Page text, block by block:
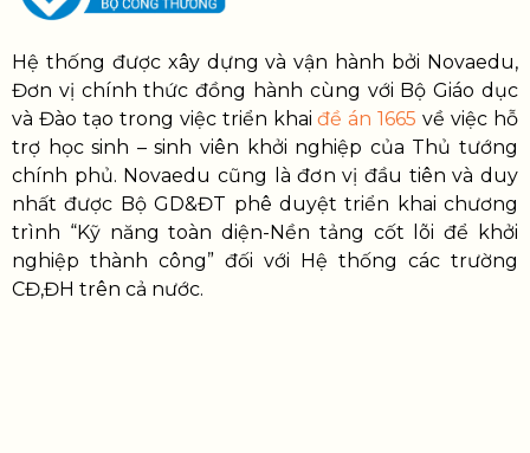
Hệ thống được xây dựng và vận hành bởi Novaedu,
Đơn vị chính thức đồng hành cùng với Bộ Giáo dục
và Đào tạo trong việc triển khaiđề án 1665 về việc hỗ
trợ học sinh – sinh viên khởi nghiệp của Thủ tướng
chính phủ. Novaedu cũng là đơn vị đầu tiên và duy
nhất được Bộ GD&ĐT phê duyệt triển khai chương
trình “Kỹ năng toàn diện-Nền tảng cốt lõi để khởi
nghiệp thành công” đối với Hệ thống các trường
CĐ,ĐH trên cả nước.